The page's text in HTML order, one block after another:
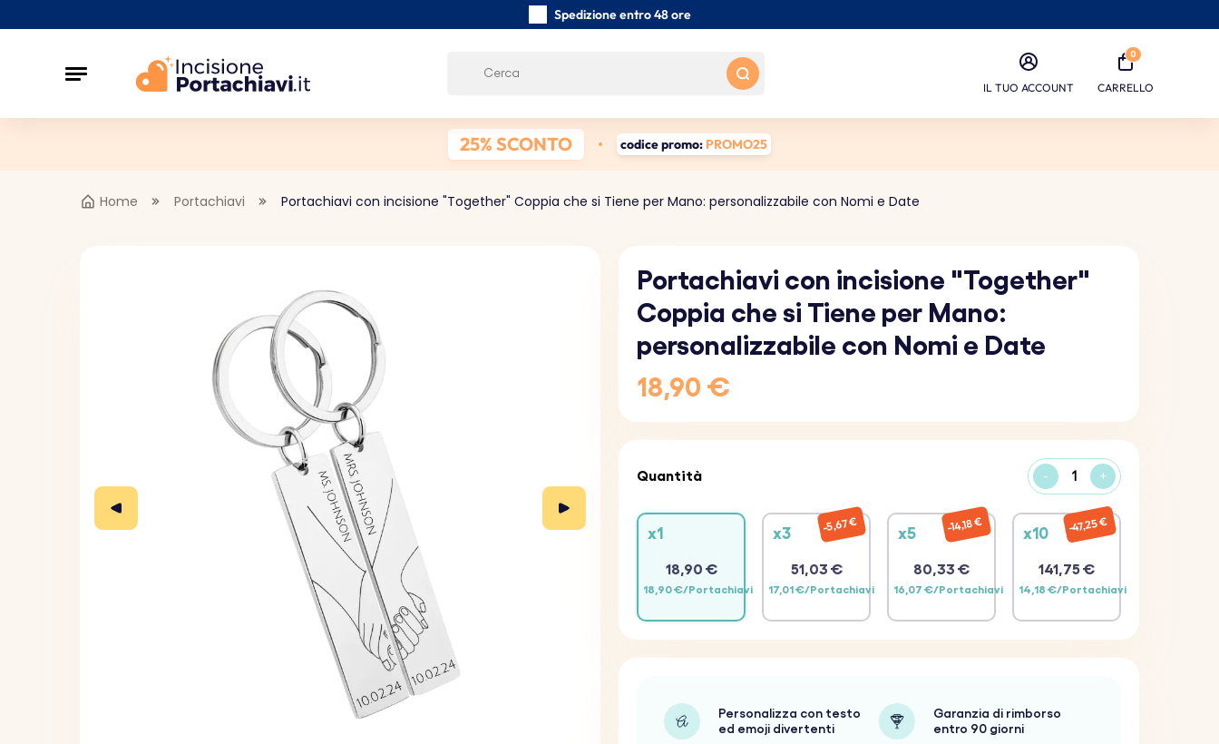
Spedizione entro 48 ore
IL TUO ACCOUNT
0
CARRELLO
25% SCONTO codice promo: PROMO25
Home Portachiavi Portachiavi con incisione "Together" Coppia che si Tiene per Mano: personalizzabile con Nomi e Date
Portachiavi con incisione "Together"
Coppia che si Tiene per Mano:
personalizzabile con Nomi e Date
18,90 €
Quantità - +
x1
18,90 €
18,90 €/Portachiavi
x3
51,03 €
17,01 €/Portachiavi
5,67 € x5
80,33 €
16,07 €/Portachiavi
14,18 € x10
141,75 €
14,18 €/Portachiavi
47,25 €
Personalizza con testo
ed emoji divertenti
Garanzia di rimborso
entro 90 giorni